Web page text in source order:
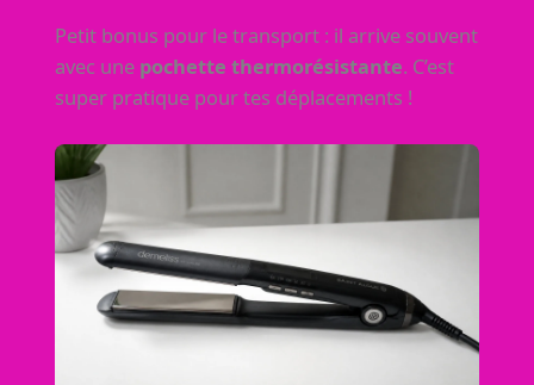
Petit bonus pour le transport : il arrive souvent
avec une pochette thermorésistante. C’est
super pratique pour tes déplacements !